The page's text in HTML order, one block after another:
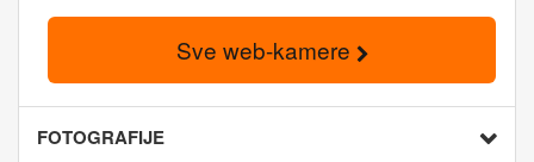
Sve web-kamere
FOTOGRAFIJE